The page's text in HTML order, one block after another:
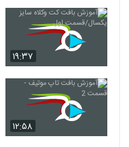
۱۹:۳۷
۱۲:۵۸